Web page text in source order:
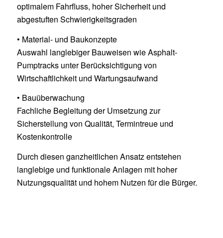
optimalem Fahrfluss, hoher Sicherheit und
abgestuften Schwierigkeitsgraden
• Material- und Baukonzepte
Auswahl langlebiger Bauweisen wie Asphalt-
Pumptracks unter Berücksichtigung von
Wirtschaftlichkeit und Wartungsaufwand
• Bauüberwachung
Fachliche Begleitung der Umsetzung zur
Sicherstellung von Qualität, Termintreue und
Kostenkontrolle
Durch diesen ganzheitlichen Ansatz entstehen
langlebige und funktionale Anlagen mit hoher
Nutzungsqualität und hohem Nutzen für die Bürger.